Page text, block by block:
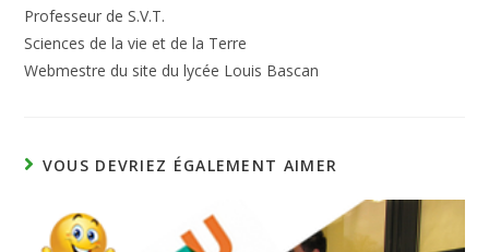
Professeur de S.V.T.
Sciences de la vie et de la Terre
Webmestre du site du lycée Louis Bascan
VOUS DEVRIEZ ÉGALEMENT AIMER